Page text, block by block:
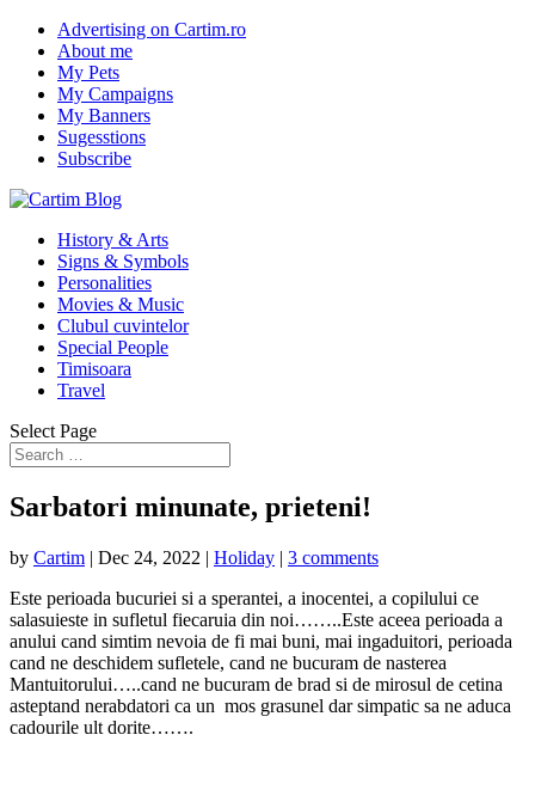
Advertising on Cartim.ro
About me
My Pets
My Campaigns
My Banners
Sugesstions
Subscribe
History & Arts
Signs & Symbols
Personalities
Movies & Music
Clubul cuvintelor
Special People
Timisoara
Travel
Select Page
Sarbatori minunate, prieteni!
by Cartim | Dec 24, 2022 | Holiday | 3 comments
Este perioada bucuriei si a sperantei, a inocentei, a copilului ce
salasuieste in sufletul fiecaruia din noi……..Este aceea perioada a
anului cand simtim nevoia de fi mai buni, mai ingaduitori, perioada
cand ne deschidem sufletele, cand ne bucuram de nasterea
Mantuitorului…..cand ne bucuram de brad si de mirosul de cetina
asteptand nerabdatori ca un mos grasunel dar simpatic sa ne aduca
cadourile ult dorite…….